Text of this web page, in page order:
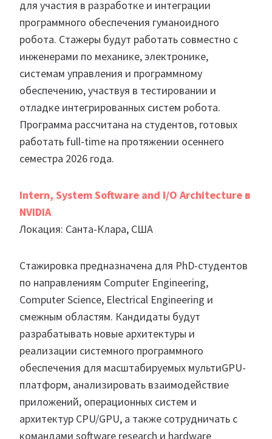
для участия в разработке и интеграции
программного обеспечения гуманоидного
робота. Стажеры будут работать совместно с
инженерами по механике, электронике,
системам управления и программному
обеспечению, участвуя в тестировании и
отладке интегрированных систем робота.
Программа рассчитана на студентов, готовых
работать full-time на протяжении осеннего
семестра 2026 года.
Intern, System Software and I/O Architecture в
NVIDIA
Локация: Санта-Клара, США
Стажировка предназначена для PhD-студентов
по направлениям Computer Engineering,
Computer Science, Electrical Engineering и
смежным областям. Кандидаты будут
разрабатывать новые архитектуры и
реализации системного программного
обеспечения для масштабируемых мультиGPU-
платформ, анализировать взаимодействие
приложений, операционных систем и
архитектур CPU/GPU, а также сотрудничать с
командами software research и hardware